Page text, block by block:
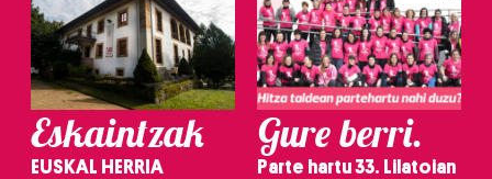
Eskaintzak
EUSKAL HERRIA
Gure berri.
Parte hartu 33. Lilatoian